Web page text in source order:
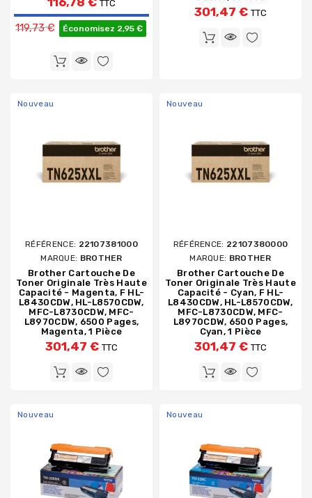
TTC
Prix de base
119,73 € Économisez 2,95 €
301,47 € TTC
Nouveau
RÉFÉRENCE: 22107381000
MARQUE: BROTHER
Brother Cartouche De
Toner Originale Très Haute
Capacité - Magenta, F HL-
L8430CDW, HL-L8570CDW,
MFC-L8730CDW, MFC-
L8970CDW, 6500 Pages,
Magenta, 1 Pièce
301,47 € TTC
Nouveau
RÉFÉRENCE: 22107380000
MARQUE: BROTHER
Brother Cartouche De
Toner Originale Très Haute
Capacité - Cyan, F HL-
L8430CDW, HL-L8570CDW,
MFC-L8730CDW, MFC-
L8970CDW, 6500 Pages,
Cyan, 1 Pièce
301,47 € TTC
Nouveau Nouveau